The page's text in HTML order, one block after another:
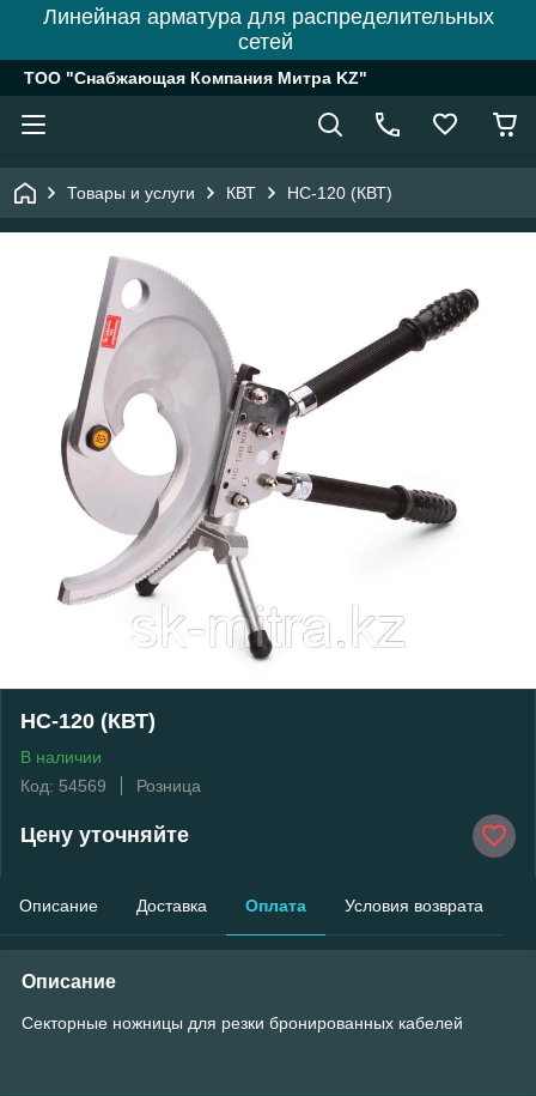
Линейная арматура для распределительных
сетей
ТОО "Снабжающая Компания Митра KZ"
Товары и услуги КВТ НС-120 (КВТ)
НС-120 (КВТ)
В наличии
Код: 54569
Розница
Цену уточняйте
Описание Доставка Оплата Условия возврата
Описание
Секторные ножницы для резки бронированных кабелей